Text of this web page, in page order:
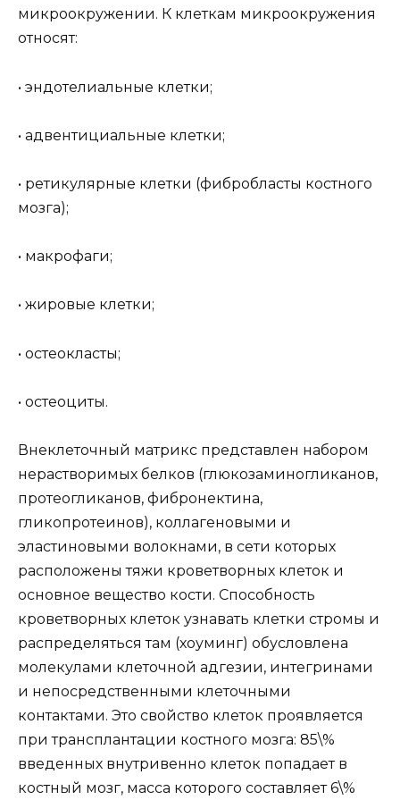
микроокружении. К клеткам микроокружения
относят:
• эндотелиальные клетки;
• адвентициальные клетки;
• ретикулярные клетки (фибробласты костного
мозга);
• макрофаги;
• жировые клетки;
• остеокласты;
• остеоциты.
Внеклеточный матрикс представлен набором
нерастворимых белков (глюкозаминогликанов,
протеогликанов, фибронектина,
гликопротеинов), коллагеновыми и
эластиновыми волокнами, в сети которых
расположены тяжи кроветворных клеток и
основное вещество кости. Способность
кроветворных клеток узнавать клетки стромы и
распределяться там (хоуминг) обусловлена
молекулами клеточной адгезии, интегринами
и непосредственными клеточными
контактами. Это свойство клеток проявляется
при трансплантации костного мозга: 85\%
введенных внутривенно клеток попадает в
костный мозг, масса которого составляет 6\%